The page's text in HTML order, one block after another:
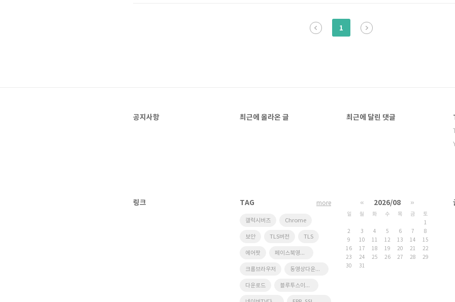
안 및 성능을 향상시키고 보안되지 않은 사이트로부터 사용자를 보호하기 위함입니다. TLS는..
1
공지사항 최근에 올라온 글 최근에 달린 댓글
링크 TAG
갤럭시버즈 Chrome
보안 TLS버전 TLS
에어팟 페이스북영상다운로드
크롬브라우저 동영상다운로드
다운로드 블루투스이어폰
more « 2026/08 »
일 월 화 수 목 금
토
1
2
3 4 5 6 7
8
9
10 11 12 13 14
15
16
17 18 19 20 21
22
23
24 25 26 27 28
29
30
31